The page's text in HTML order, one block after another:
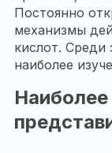
Постоянно
механизмы
кислот. Среди
наиболее